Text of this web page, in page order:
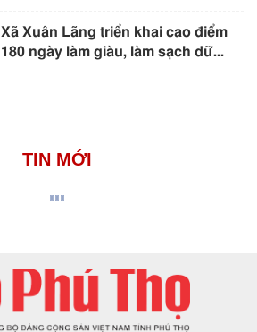
Xã Xuân Lãng triển khai cao điểm
180 ngày làm giàu, làm sạch dữ...
TIN MỚI